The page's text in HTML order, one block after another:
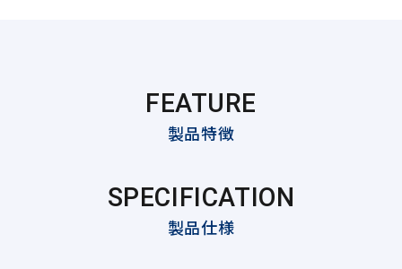
FEATURE
製品特徴
SPECIFICATION
製品仕様